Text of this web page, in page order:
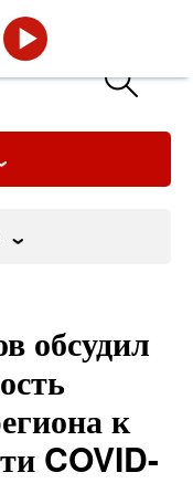
обсудил
к
COVID-